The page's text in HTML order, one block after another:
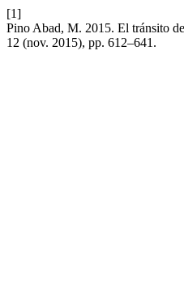
[1]
Pino Abad, M. 2015. El tránsito
12 (nov. 2015), pp. 612–641.